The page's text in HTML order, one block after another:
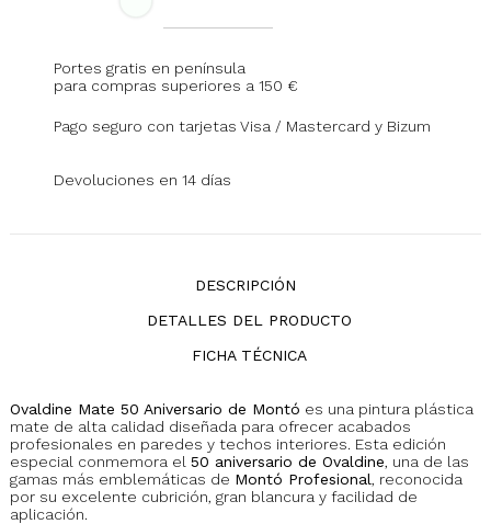
Portes gratis en península
para compras superiores a 150 €
Pago seguro con tarjetas Visa / Mastercard y Bizum
Devoluciones en 14 días
DESCRIPCIÓN
DETALLES DEL PRODUCTO
FICHA TÉCNICA
Ovaldine Mate 50 Aniversario de Montó es una pintura plástica
mate de alta calidad diseñada para ofrecer acabados
profesionales en paredes y techos interiores. Esta edición
especial conmemora el 50 aniversario de Ovaldine, una de las
gamas más emblemáticas de Montó Profesional, reconocida
por su excelente cubrición, gran blancura y facilidad de
aplicación.